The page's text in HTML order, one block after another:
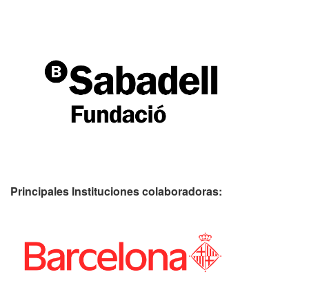
Principales Instituciones colaboradoras: